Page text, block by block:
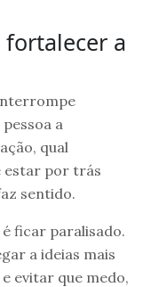
a
a
qual
estar por trás
sentido.
ficar paralisado.
a ideias mais
evitar que medo,